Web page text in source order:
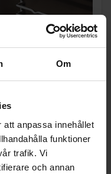
Om
att anpassa innehållet
funktioner
trafik. Vi
och annan
och
åt i hela ugnen,
Det sparar tid och
ugnen snabbt